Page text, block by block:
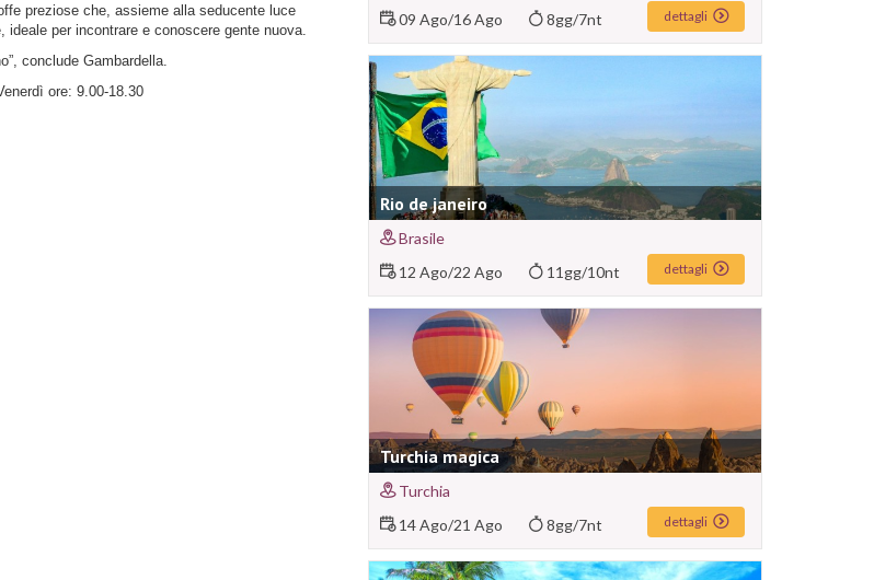
preziose che, assieme alla seducente luce
per incontrare e conoscere gente nuova.
conclude Gambardella.
ore: 9.00-18.30
09 Ago/16 Ago 8gg/7nt dettagli
Rio de janeiro
Brasile
12 Ago/22 Ago 11gg/10nt dettagli
Turchia magica
Turchia
14 Ago/21 Ago 8gg/7nt dettagli